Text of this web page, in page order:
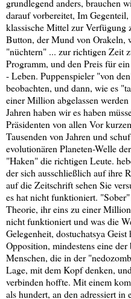
grundlegend anders, brauchen
darauf vorbereitet, Im
klassische Mittel zur Verfügung
Button, der Mund von Orakeln,
"nüchtern" ... zur richtigen Zeit
Programm, und den Preis für
- Leben. Puppenspieler "von
beobachten, und dann, wie es
einer Million abgelassen
Jahren haben wir es haben
Präsidenten von allen Vor
Tausenden von Jahren und
evolutionären Planeten-Welle
"Haken" die richtigen Leute.
der sich ausschließlich auf ihre
auf die Zeitschrift sehen Sie
es hat nicht funktioniert.
Theorie, ihr eins zu einer
nicht funktioniert und was die
Gelegenheit, dostuchatsya
Opposition, mindestens eine
Menschen, die in der
Lage, mit dem Kopf denken,
verbinden hoffte. Mit einem
als hundert, an den adressiert